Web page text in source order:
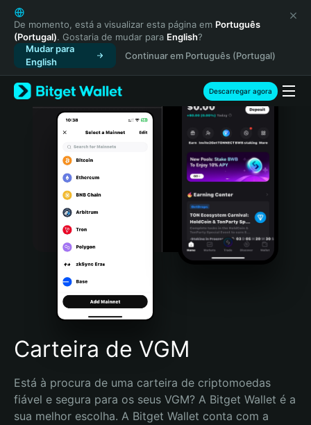
English
日本語
Tiếng Việt
Русский
Español (Latinoamérica)
Türkçe
Italiano
Português (Portugal)
Bahasa Indonesia
Português (Brasil)
Español (Argentina)
De momento, está a visualizar esta página em Português
(Portugal). Gostaria de mudar para English?
Mudar para
English
Continuar em Português (Portugal)
Descarregar agora
Carteira de VGM
Está à procura de uma carteira de criptomoedas
fiável e segura para os seus VGM? A Bitget Wallet é a
sua melhor escolha. A Bitget Wallet conta com a